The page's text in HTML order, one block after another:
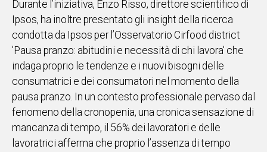
Durante l’iniziativa, Enzo Risso, direttore scientifico di
Ipsos, ha inoltre presentato gli insight della ricerca
condotta da Ipsos per l’Osservatorio Cirfood district
'Pausa pranzo: abitudini e necessità di chi lavora' che
indaga proprio le tendenze e i nuovi bisogni delle
consumatrici e dei consumatori nel momento della
pausa pranzo. In un contesto professionale pervaso dal
fenomeno della cronopenia, una cronica sensazione di
mancanza di tempo, il 56% dei lavoratori e delle
lavoratrici afferma che proprio l’assenza di tempo